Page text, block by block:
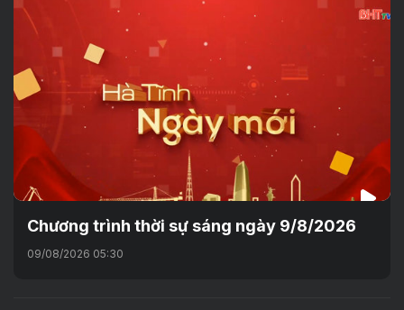
Chương trình thời sự sáng ngày 9/8/2026
09/08/2026 05:30